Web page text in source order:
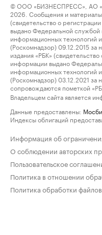
© ООО «БИЗНЕСПРЕСС», АО
2026. Сообщения и материалы
(свидетельство о
выдано Федеральной службой
информационных технологий
(Роскомнадзор) 09.12.2015
издания «РБК»
информации выдано
информационных технологий
(Роскомнадзор) 03.12.2021
сопровождаются пометкой
Владельцем сайта является
Данные предоставлены:
Индексы облигаций
Информация об
О соблюдении авторских
Пользовательское
Политика в отношении
Политика обработки